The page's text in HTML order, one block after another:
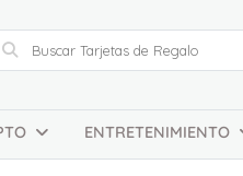
ENTRETENIMIENTO